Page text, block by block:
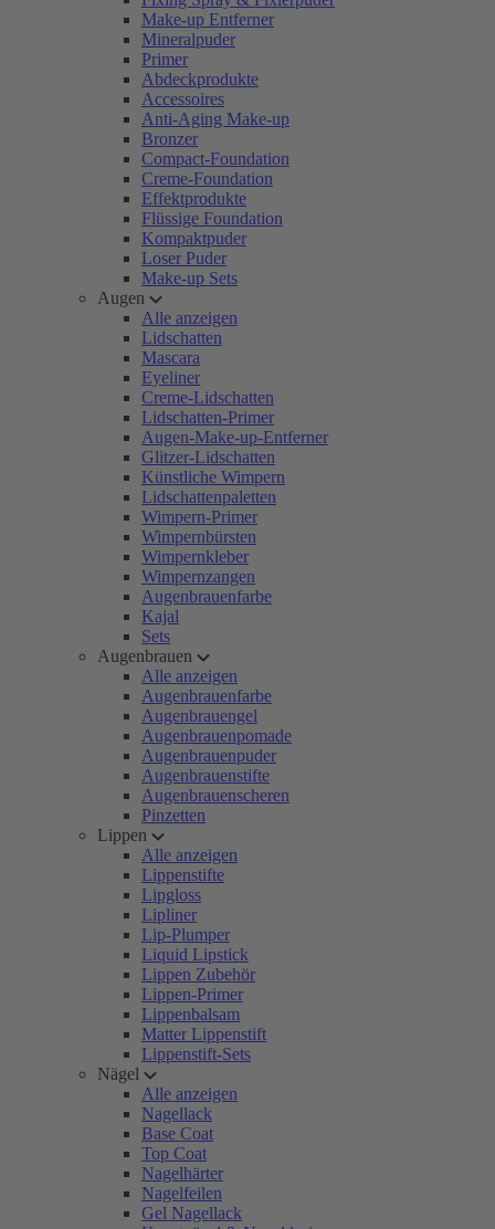
Make-up Entferner
Mineralpuder
Primer
Abdeckprodukte
Accessoires
Anti-Aging Make-up
Bronzer
Compact-Foundation
Creme-Foundation
Effektprodukte
Flüssige Foundation
Kompaktpuder
Loser Puder
Make-up Sets
Augen
Alle anzeigen
Lidschatten
Mascara
Eyeliner
Creme-Lidschatten
Lidschatten-Primer
Augen-Make-up-Entferner
Glitzer-Lidschatten
Künstliche Wimpern
Lidschattenpaletten
Wimpern-Primer
Wimpernbürsten
Wimpernkleber
Wimpernzangen
Augenbrauenfarbe
Kajal
Sets
Augenbrauen
Alle anzeigen
Augenbrauenfarbe
Augenbrauengel
Augenbrauenpomade
Augenbrauenpuder
Augenbrauenstifte
Augenbrauenscheren
Pinzetten
Lippen
Alle anzeigen
Lippenstifte
Lipgloss
Lipliner
Lip-Plumper
Liquid Lipstick
Lippen Zubehör
Lippen-Primer
Lippenbalsam
Matter Lippenstift
Lippenstift-Sets
Nägel
Alle anzeigen
Nagellack
Base Coat
Top Coat
Nagelhärter
Nagelfeilen
Gel Nagellack